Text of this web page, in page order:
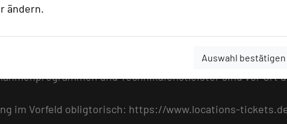
ändern.
Auswahl bestätigen
Praxistipps im Rahmen neuer Veranstaltungsformate.
rund 130 Aussteller ihre
der TOP 250 Germany - Die besten
und Technikdienstleister sind vor Ort
im Vorfeld obligtorisch: https://www.locations-